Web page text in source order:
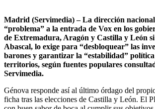
Madrid (Servimedia) – La dirección
“problema” a la entrada de Vox en los
de Extremadura, Aragón y Castilla y León
Abascal, lo exige para “desbloquear” las
barones y garantizar la “estabilidad” política
territorios, según fuentes populares
Servimedia.
Génova responde así al último órdago del
ficha tras las elecciones de Castilla y León. El